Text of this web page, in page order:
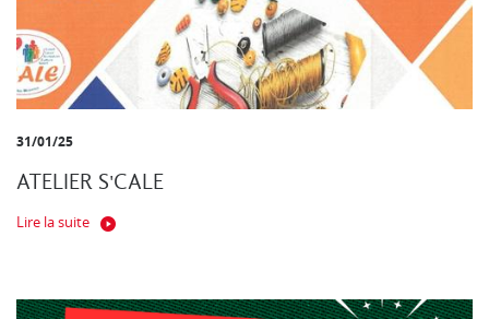
31/01/25
ATELIER S'CALE
Lire la suite